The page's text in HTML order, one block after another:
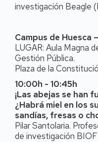
investigación Beagle
Campus de Huesca –
LUGAR: Aula Magna
Gestión Pública.
Plaza de la
10:00h - 10:45h
¡Las abejas se han
¿Habrá miel en los
sandías, fresas o
Pilar Santolaria.
de investigación